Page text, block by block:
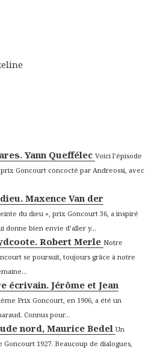
Yann QueffélecVoici l’épisode
Goncourt concocté par Andreossi, avec
Maxence Van der
du dieu », prix Goncourt 36, a inspiré
donne bien envie d’aller y...
Robert Merle Notre
se poursuit, toujours grâce à notre
écrivain. Jérôme et Jean
Prix Goncourt, en 1906, a été un
Connus pour...
nord, Maurice BedelUn
1927. Beaucoup de dialogues,